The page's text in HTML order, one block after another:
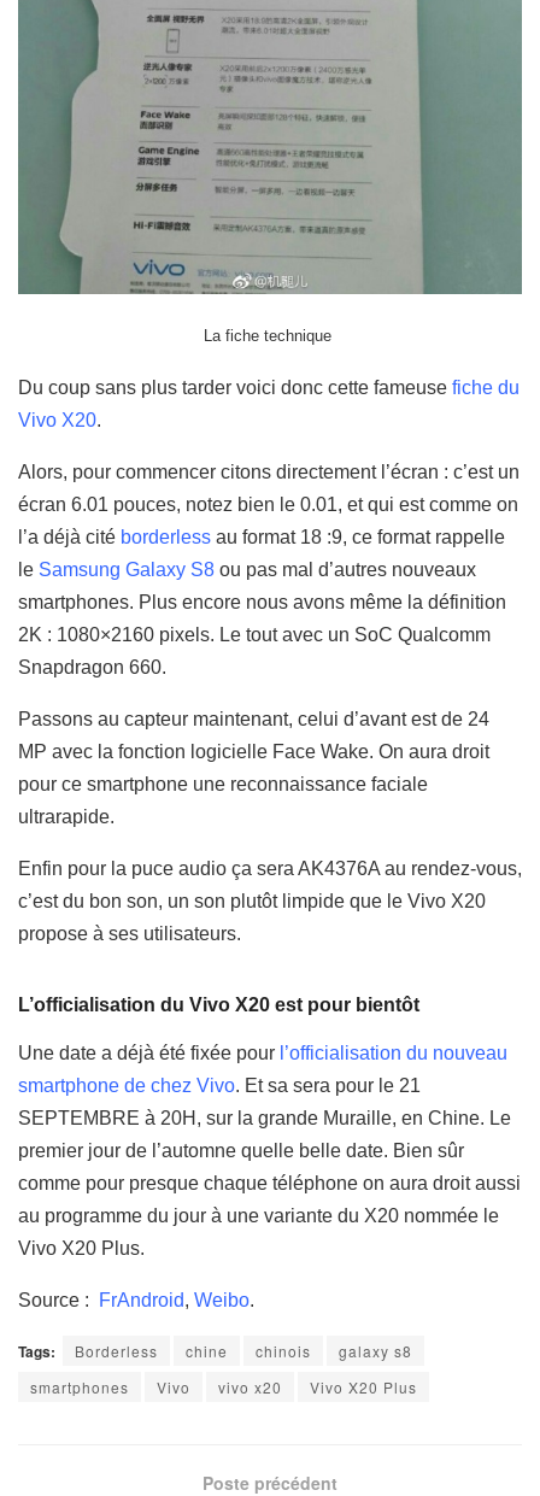
La fiche technique
Du coup sans plus tarder voici donc cette fameuse fiche du
Vivo X20.
Alors, pour commencer citons directement l’écran : c’est un
écran 6.01 pouces, notez bien le 0.01, et qui est comme on
l’a déjà cité borderless au format 18 :9, ce format rappelle
le Samsung Galaxy S8 ou pas mal d’autres nouveaux
smartphones. Plus encore nous avons même la définition
2K : 1080×2160 pixels. Le tout avec un SoC Qualcomm
Snapdragon 660.
Passons au capteur maintenant, celui d’avant est de 24
MP avec la fonction logicielle Face Wake. On aura droit
pour ce smartphone une reconnaissance faciale
ultrarapide.
Enfin pour la puce audio ça sera AK4376A au rendez-vous,
c’est du bon son, un son plutôt limpide que le Vivo X20
propose à ses utilisateurs.
L’officialisation du Vivo X20 est pour bientôt
Une date a déjà été fixée pour l’officialisation du nouveau
smartphone de chez Vivo. Et sa sera pour le 21
SEPTEMBRE à 20H, sur la grande Muraille, en Chine. Le
premier jour de l’automne quelle belle date. Bien sûr
comme pour presque chaque téléphone on aura droit aussi
au programme du jour à une variante du X20 nommée le
Vivo X20 Plus.
Source : FrAndroid, Weibo.
Tags: Borderless chine chinois
galaxy s8
smartphones
Vivo vivo x20 Vivo X20 Plus
Poste précédent